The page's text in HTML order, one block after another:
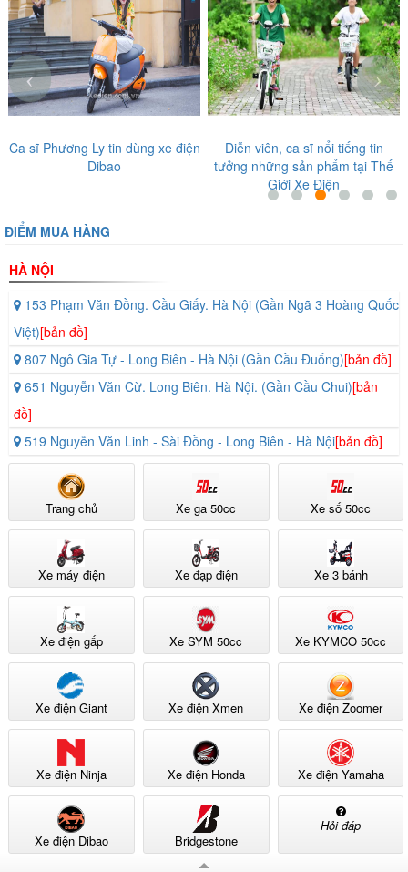
Ca sĩ Phương Ly tin dùng xe điện
Dibao
Diễn viên, ca sĩ nổi tiếng tin
tưởng những sản phẩm tại Thế
Giới Xe Điện
‹ ›
ĐIỂM MUA HÀNG
HÀ NỘI
153 Phạm Văn Đồng. Cầu Giấy. Hà Nội (Gần Ngã 3 Hoàng Quốc
Việt)[bản đồ]
807 Ngô Gia Tự - Long Biên - Hà Nội (Gần Cầu Đuống)[bản đồ]
651 Nguyễn Văn Cừ. Long Biên. Hà Nội. (Gần Cầu Chui)[bản
đồ]
519 Nguyễn Văn Linh - Sài Đồng - Long Biên - Hà Nội[bản đồ]
Trang chủ Xe ga 50cc Xe số 50cc
Xe máy điện Xe đạp điện Xe 3 bánh
Xe điện gấp Xe SYM 50cc Xe KYMCO 50cc
Xe điện Giant Xe điện Xmen Xe điện Zoomer
Xe điện Ninja Xe điện Honda Xe điện Yamaha
Xe điện Dibao Bridgestone
Hỏi đáp